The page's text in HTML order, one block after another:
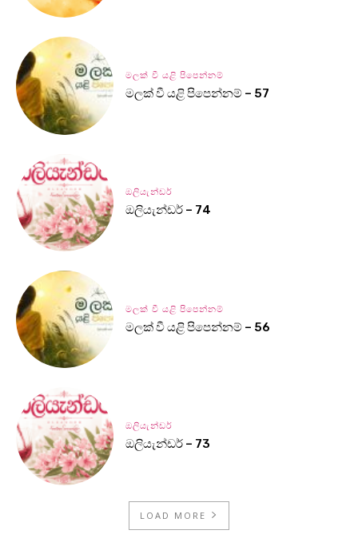
මලක් වී යළි පිපෙන්නම්
මලක් වී යළි පිපෙන්නම් – 57
ඔලියැන්ඩර්
ඔලියැන්ඩර් – 74
මලක් වී යළි පිපෙන්නම්
මලක් වී යළි පිපෙන්නම් – 56
ඔලියැන්ඩර්
ඔලියැන්ඩර් – 73
LOAD MORE